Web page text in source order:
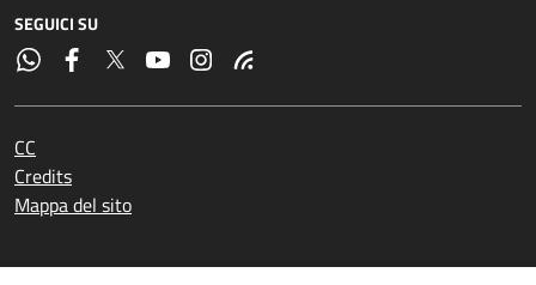
SEGUICI SU
CC
Credits
Mappa del sito